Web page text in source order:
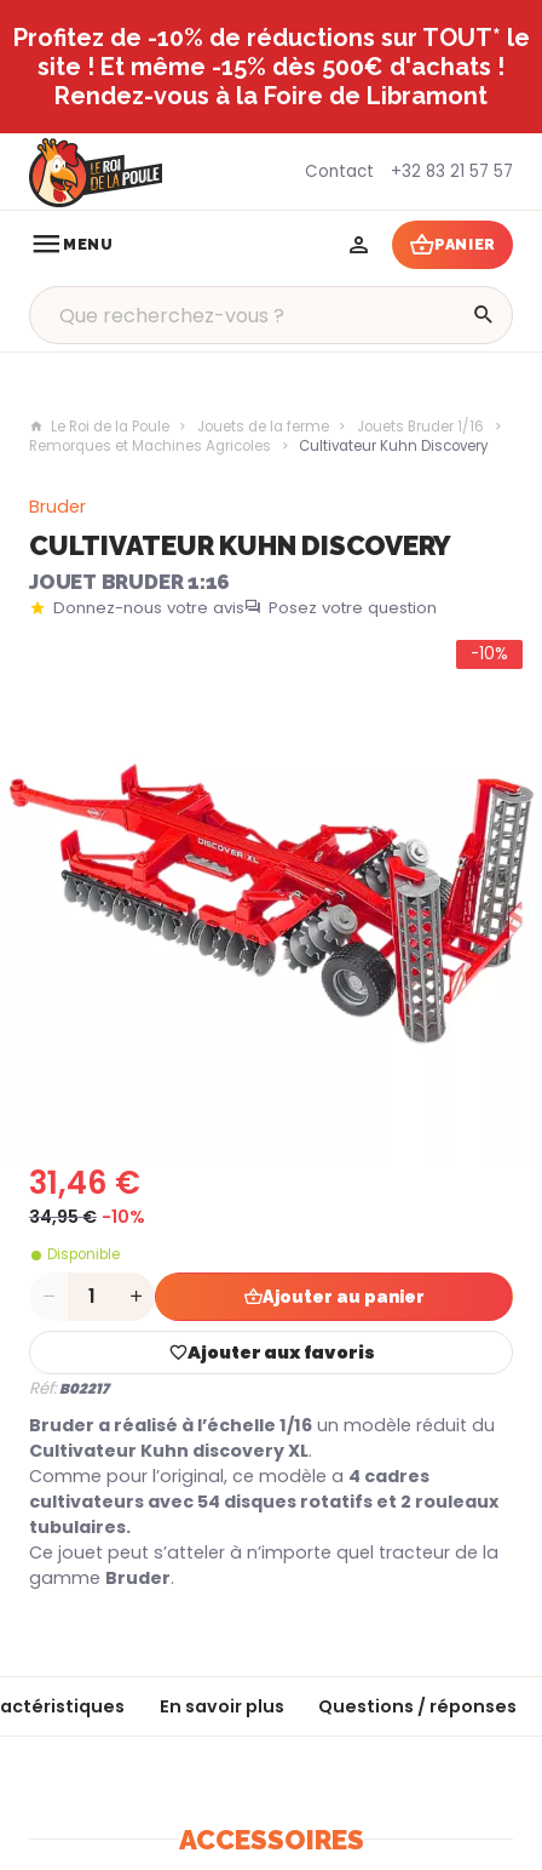
Profitez de -10% de réductions sur TOUT* le
site ! Et même -15% dès 500€ d'achats !
Rendez-vous à la Foire de Libramont
Contact +32 83 21 57 57
MENU PANIER
Le Roi de la Poule Jouets de la ferme
Jouets Bruder 1/16
Remorques et Machines Agricoles
Cultivateur Kuhn Discovery
Bruder
CULTIVATEUR KUHN DISCOVERY
JOUET BRUDER 1:16
Donnez-nous votre avis
Posez votre question
-10%
31,46 €
34,95 € -10%
Disponible
Quantité Ajouter au panier
Ajouter aux favoris
Réf:B02217
Bruder a réalisé à l’échelle 1/16 un modèle réduit du
Cultivateur Kuhn discovery XL.
Comme pour l’original, ce modèle a 4 cadres
cultivateurs avec 54 disques rotatifs et 2 rouleaux
tubulaires.
Ce jouet peut s’atteler à n’importe quel tracteur de la
gamme Bruder.
En savoir plus Questions / réponses
ACCESSOIRES